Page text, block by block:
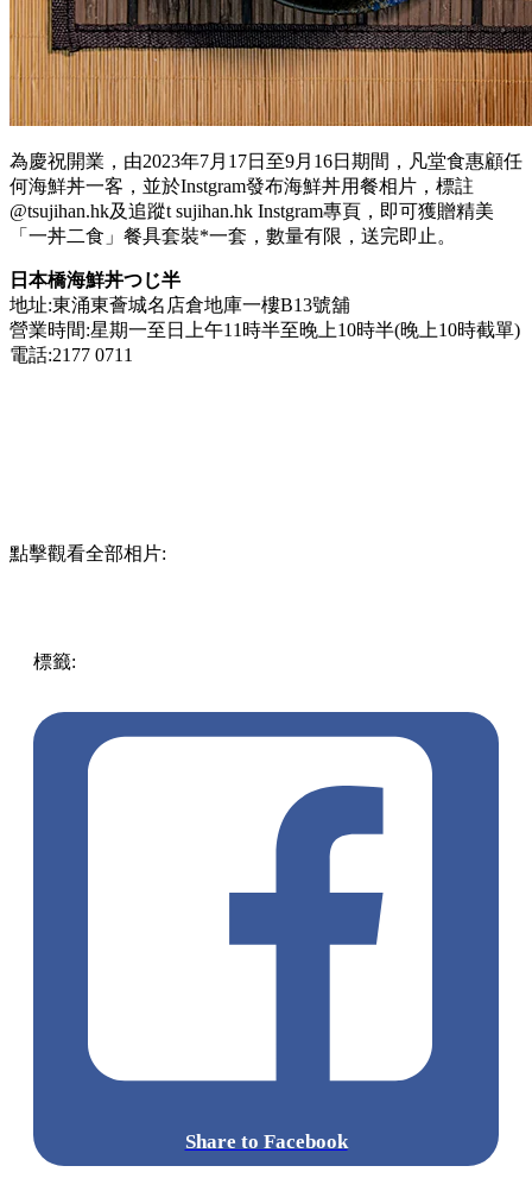
為慶祝開業，由2023年7月 17日至9月 16日期間，凡堂食惠顧任
何海鮮丼一客，並於Instgram發布海鮮丼用餐相片，標註
@tsujihan.hk及追蹤t sujihan.hk Instgram專頁，即可獲贈精美
「一丼二食」餐具套裝*一套，數量有限，送完即止。
日本橋海鮮丼つじ半
地址:東涌東薈城名店倉地庫一樓B13號舖
營業時間:星期一至日上午11時半至晚上10時半(晚上10時截單)
電話:2177 0711
點擊觀看全部相片:
標籤:
Share to Facebook